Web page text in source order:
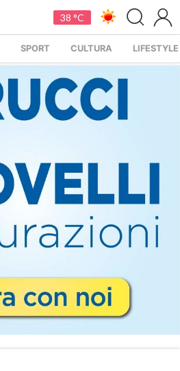
38 °C
SPORT CULTURA LIFESTYLE